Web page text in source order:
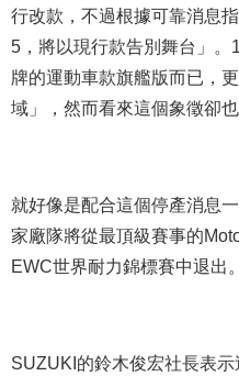
行改款，不過根據可靠消息
5，將以現行款告別舞台」
牌的運動車款旗艦版而已，
域」，然而看來這個象徵卻也
就好像是配合這個停產消息
家廠隊將從最頂級賽事的
EWC世界耐力錦標賽中退出。
SUZUKI的鈴木俊宏社長表